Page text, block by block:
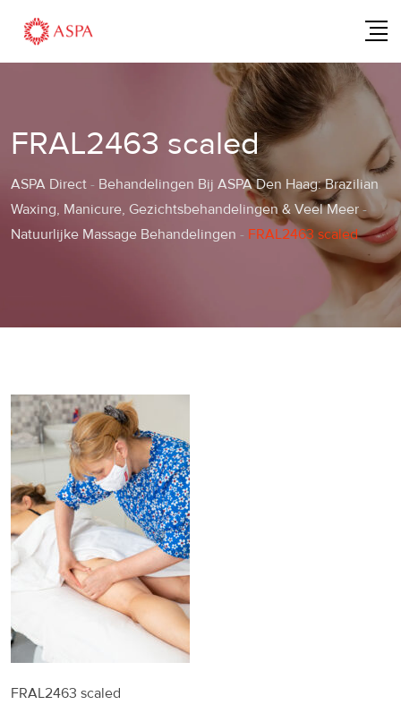
content
FRAL2463 scaled
ASPA Direct - Behandelingen Bij ASPA Den Haag: Brazilian
Waxing, Manicure, Gezichtsbehandelingen & Veel Meer -
Natuurlijke Massage Behandelingen - FRAL2463 scaled
FRAL2463 scaled